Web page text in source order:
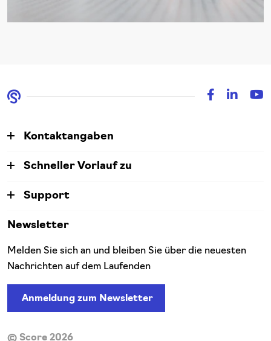
Kontaktangaben
Schneller Vorlauf zu
Support
Newsletter
Melden Sie sich an und bleiben Sie über die neuesten
Nachrichten auf dem Laufenden
Anmeldung zum Newsletter
© Score 2026